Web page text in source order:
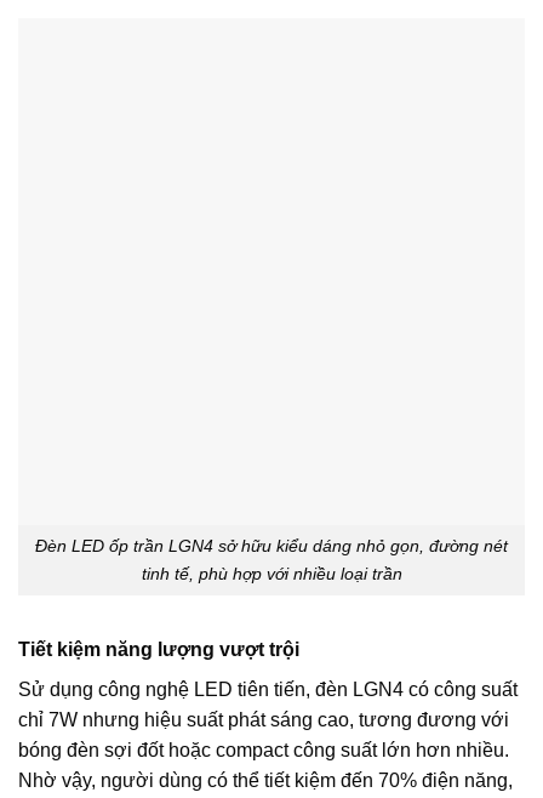
Đèn LED ốp trần LGN4 sở hữu kiểu dáng nhỏ gọn, đường nét
tinh tế, phù hợp với nhiều loại trần
Tiết kiệm năng lượng vượt trội
Sử dụng công nghệ LED tiên tiến, đèn LGN4 có công suất
chỉ 7W nhưng hiệu suất phát sáng cao, tương đương với
bóng đèn sợi đốt hoặc compact công suất lớn hơn nhiều.
Nhờ vậy, người dùng có thể tiết kiệm đến 70% điện năng,